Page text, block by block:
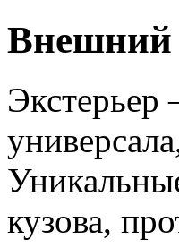
Внешний
Экстерьер
кузова,